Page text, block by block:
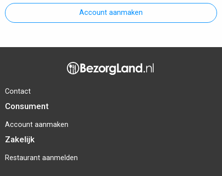
Account aanmaken
Contact
Consument
Account aanmaken
Zakelijk
Restaurant aanmelden